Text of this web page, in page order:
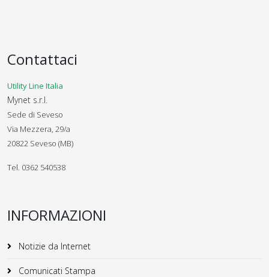
Contattaci
Utility Line Italia
Mynet s.r.l.
Sede di Seveso
Via Mezzera, 29/a
20822 Seveso (MB)
Tel. 0362 540538
INFORMAZIONI
Notizie da Internet
Comunicati Stampa